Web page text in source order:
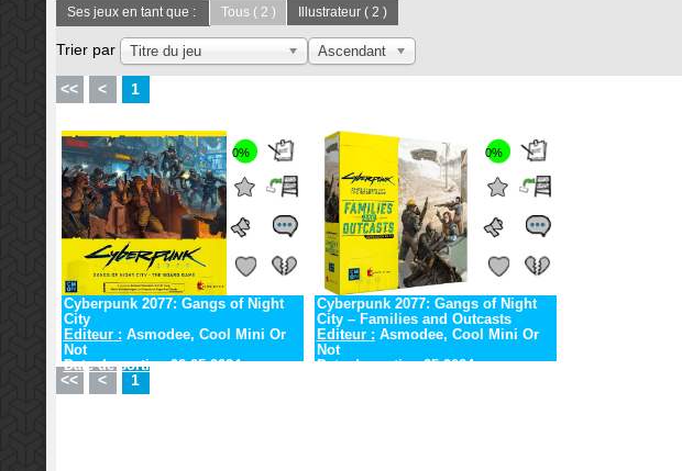
Ses jeux en tant que : Tous( 2 ) Illustrateur( 2 )
Trier par Titre du jeu Ascendant
<< < 1
0%
Cyberpunk 2077: Gangs of Night
City
Editeur : Asmodee, Cool Mini Or
Not
Date de sortie :02-05-2024
0%
Cyberpunk 2077: Gangs of Night
City – Families and Outcasts
Editeur : Asmodee, Cool Mini Or
Not
Date de sortie :05-2024
<< < 1